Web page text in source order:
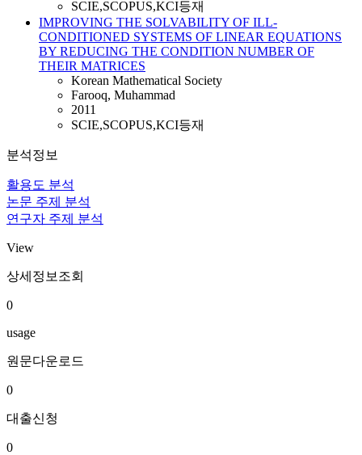
SCIE,SCOPUS,KCI등재
IMPROVING THE SOLVABILITY OF ILL-
CONDITIONED SYSTEMS OF LINEAR EQUATIONS
BY REDUCING THE CONDITION NUMBER OF
THEIR MATRICES
Korean Mathematical Society
Farooq, Muhammad
2011
SCIE,SCOPUS,KCI등재
분석정보
활용도 분석
논문 주제 분석
연구자 주제 분석
View
상세정보조회
0
usage
원문다운로드
0
대출신청
0